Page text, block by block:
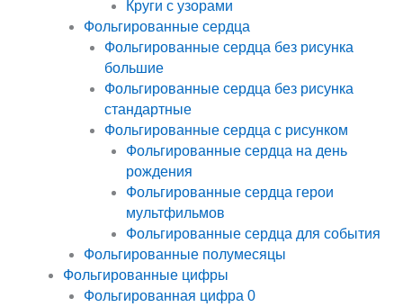
Круги с узорами
Фольгированные сердца
Фольгированные сердца без рисунка
большие
Фольгированные сердца без рисунка
стандартные
Фольгированные сердца с рисунком
Фольгированные сердца на день
рождения
Фольгированные сердца герои
мультфильмов
Фольгированные сердца для события
Фольгированные полумесяцы
Фольгированные цифры
Фольгированная цифра 0